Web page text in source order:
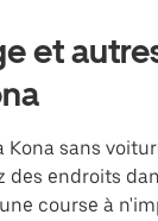
et
Kona sans
des endroits
course à